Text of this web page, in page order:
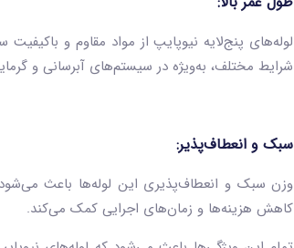
لوله‌های پنج‌لایه نیوپایپ از مواد مقاوم و
شرایط مختلف، به‌ویژه در سیستم‌های آبرسانی و
سبک و انعطاف‌پذیر:
وزن سبک و انعطاف‌پذیری این لوله‌ها باعث
کاهش هزینه‌ها و زمان‌های اجرایی کمک می‌کند.